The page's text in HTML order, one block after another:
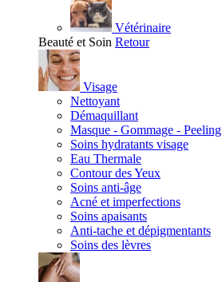
Vétérinaire
Beauté et Soin Retour
Visage
Nettoyant
Démaquillant
Masque - Gommage - Peeling
Soins hydratants visage
Eau Thermale
Contour des Yeux
Soins anti-âge
Acné et imperfections
Soins apaisants
Anti-tache et dépigmentants
Soins des lèvres